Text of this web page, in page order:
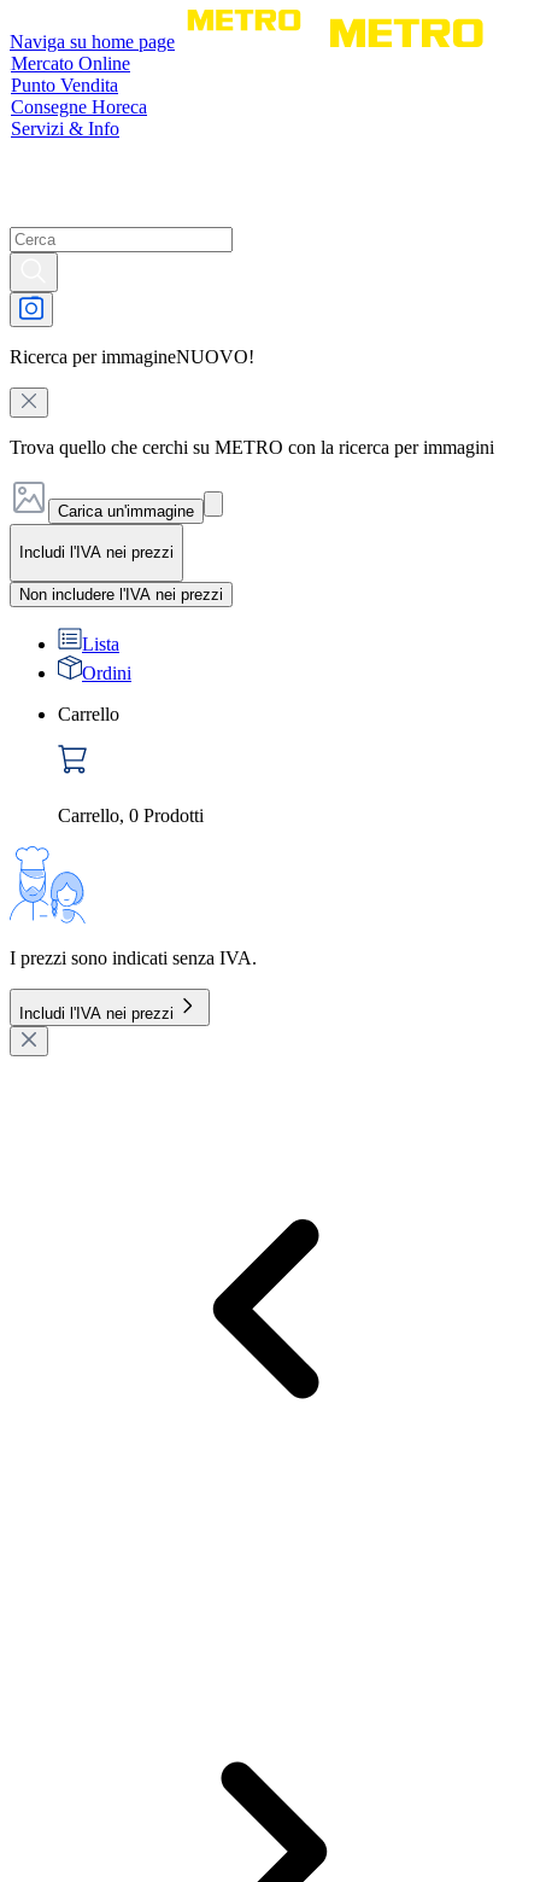
Naviga su home page
Mercato Online
Punto Vendita
Consegne Horeca
Servizi & Info
Ricerca per immagineNUOVO!
Trova quello che cerchi su METRO con la ricerca per immagini
Carica un'immagine
Includi l'IVA nei prezzi
Non includere l'IVA nei prezzi
Lista
Ordini
Carrello
Carrello, 0 Prodotti
I prezzi sono indicati senza IVA.
Includi l'IVA nei prezzi